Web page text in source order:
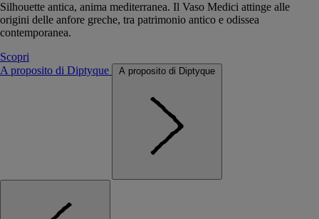
Silhouette antica, anima mediterranea. Il Vaso Medici attinge alle
origini delle anfore greche, tra patrimonio antico e odissea
contemporanea.
Scopri
A proposito di Diptyque
A proposito di Diptyque